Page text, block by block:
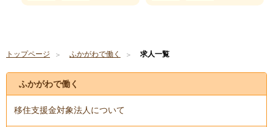
トップページ ふかがわで働く 求人一覧
ふかがわで働く
移住支援金対象法人について